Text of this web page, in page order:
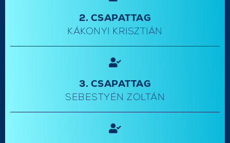
2. CSAPATTAG
KÁKONYI KRISZTIÁN
3. CSAPATTAG
SEBESTYÉN ZOLTÁN